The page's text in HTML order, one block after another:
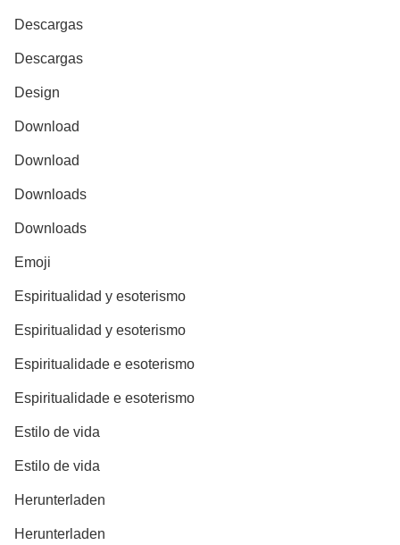
Descargas
Descargas
Design
Download
Download
Downloads
Downloads
Emoji
Espiritualidad y esoterismo
Espiritualidad y esoterismo
Espiritualidade e esoterismo
Espiritualidade e esoterismo
Estilo de vida
Estilo de vida
Herunterladen
Herunterladen